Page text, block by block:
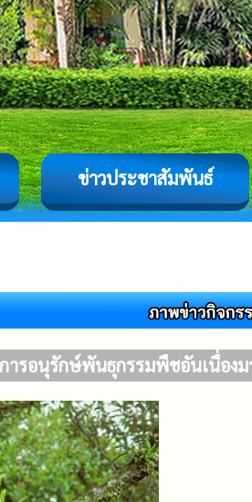
ข่าวประชาสัมพันธ์
ารอนุรักษ์พันธุกรรมพืชอันเนื่อง